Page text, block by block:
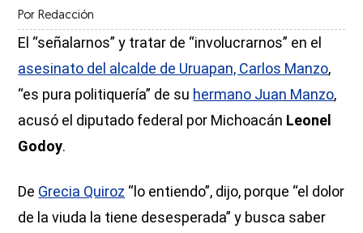
Por Redacción
El “señalarnos” y tratar de “involucrarnos” en el
asesinato del alcalde de Uruapan, Carlos Manzo,
“es pura politiquería” de su hermano Juan Manzo,
acusó el diputado federal por Michoacán Leonel
Godoy.
De Grecia Quiroz “lo entiendo”, dijo, porque “el dolor
de la viuda la tiene desesperada” y busca saber